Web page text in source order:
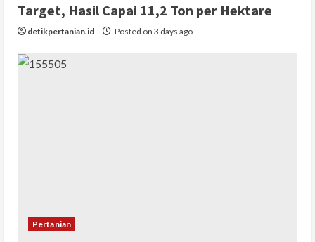
Target, Hasil Capai 11,2 Ton per Hektare
detikpertanian.id Posted on 3 days ago
Pertanian